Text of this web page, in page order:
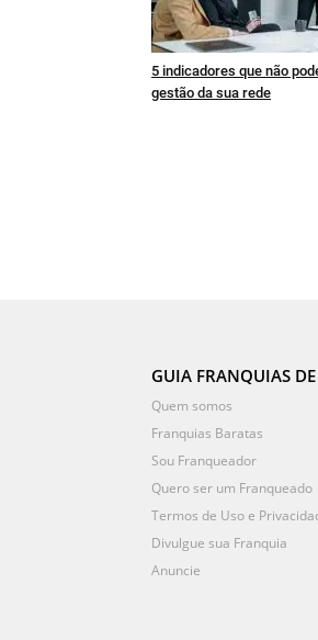
5 indicadores que não
gestão da sua rede
GUIA FRANQUIAS DE
Quem somos
Franquias Baratas
Sou Franqueador
Quero ser um Franqueado
Termos de Uso e
Divulgue sua Franquia
Anuncie